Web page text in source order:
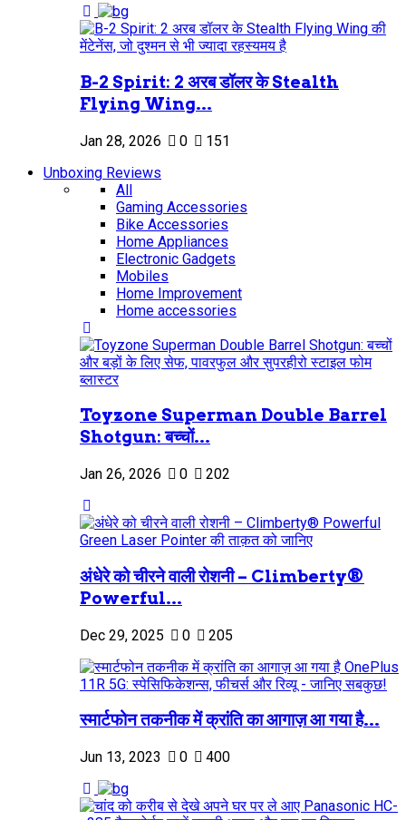
B-2 Spirit: 2 अरब डॉलर के Stealth
Flying Wing...
Jan 28, 2026 0
151
Unboxing Reviews
All
Gaming Accessories
Bike Accessories
Home Appliances
Electronic Gadgets
Mobiles
Home Improvement
Home accessories
Toyzone Superman Double Barrel
Shotgun: बच्चों...
Jan 26, 2026 0 202
अंधेरे को चीरने वाली रोशनी – Climberty®
Powerful...
Dec 29, 2025 0 205
स्मार्टफोन तकनीक में क्रांति का आगाज़ आ गया है...
Jun 13, 2023 0 400